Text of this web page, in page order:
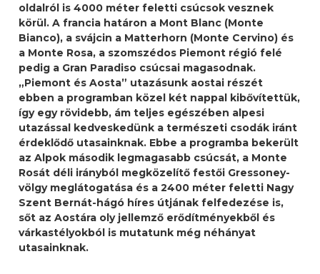
oldalról is 4000 méter feletti csúcsok vesznek
körül. A francia határon a Mont Blanc (Monte
Bianco), a svájcin a Matterhorn (Monte Cervino) és
a Monte Rosa, a szomszédos Piemont régió felé
pedig a Gran Paradiso csúcsai magasodnak.
„Piemont és Aosta” utazásunk aostai részét
ebben a programban közel két nappal kibővítettük,
így egy rövidebb, ám teljes egészében alpesi
utazással kedveskedünk a természeti csodák iránt
érdeklődő utasainknak. Ebbe a programba bekerült
az Alpok második legmagasabb csúcsát, a Monte
Rosát déli irányból megközelítő festői Gressoney-
völgy meglátogatása és a 2400 méter feletti Nagy
Szent Bernát-hágó híres útjának felfedezése is,
sőt az Aostára oly jellemző erődítményekből és
várkastélyokból is mutatunk még néhányat
utasainknak.